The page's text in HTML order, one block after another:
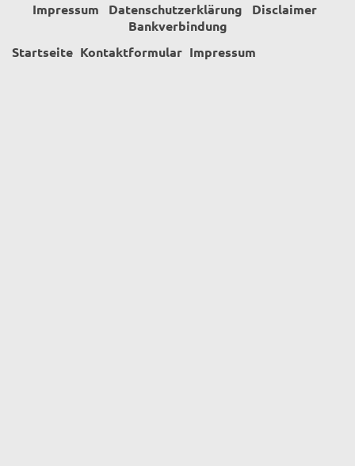
Impressum Datenschutzerklärung
Disclaimer
Bankverbindung
Startseite Kontaktformular Impressum